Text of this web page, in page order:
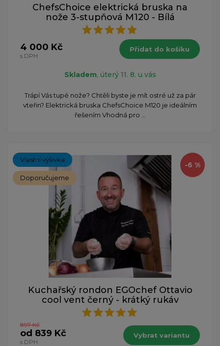
ChefsChoice elektrická bruska na
nože 3-stupňová M120 - Bílá
4 000 Kč
s DPH
Přidat do košíku
Skladem, úterý 11. 8. u vás
Trápí Vás tupé nože? Chtěli byste je mít ostré už za pár
vteřin? Elektrická bruska ChefsChoice M120 je ideálním
řešením Vhodná pro ...
-6 %
Vlastní výšivka
Doporučujeme
Kuchařský rondon EGOchef Ottavio
cool vent černý - krátký rukáv
897 Kč
od 839 Kč
s DPH
Vybrat variantu